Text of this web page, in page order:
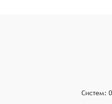
Это важно для
Систем: 0